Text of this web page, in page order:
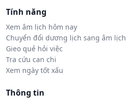
Tính năng
Xem âm lịch hôm nay
Chuyển đổi dương lịch sang âm lịch
Gieo quẻ hỏi việc
Tra cứu can chi
Xem ngày tốt xấu
Thông tin